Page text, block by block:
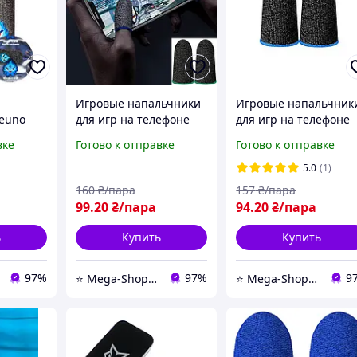
97%
Игровые напальчники
для игр на телефоне
Мобильные
сенсорных экранов
PUBG Mobil
Готово к отправке
99.20₴/пара
160 ₴/пара
Купить
⭐️ Mega-ShopUA.com.ua 97%
Игровые
для игр на телефоне
Мобильные
напальчники для
сенсорных экранов
PUBG Mobil
Готово к отправке
5.0 (1)
94.20₴/пара
157 ₴/пара
Купить
⭐️ Mega-ShopUA.com.ua